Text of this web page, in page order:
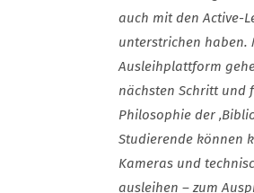
auch mit den Active-
unterstrichen haben.
Ausleihplattform
nächsten Schritt und
Philosophie der
Studierende können
Kameras und
ausleihen – zum